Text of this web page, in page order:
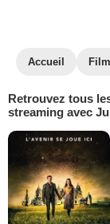
Accueil
Retrouvez tous
streaming avec